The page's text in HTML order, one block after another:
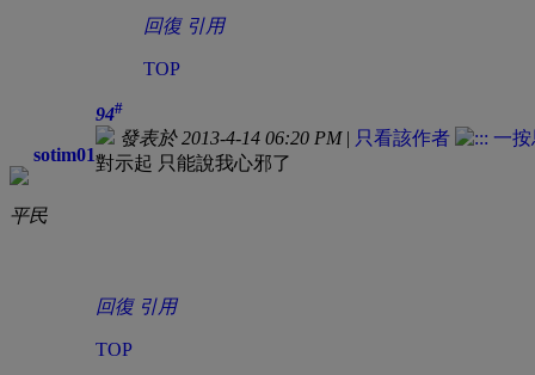
回復 引用
TOP
sotim01
平民
94#
發表於 2013-4-14 06:20 PM| 只看該作者
對示起 只能說我心邪了
回復 引用
TOP